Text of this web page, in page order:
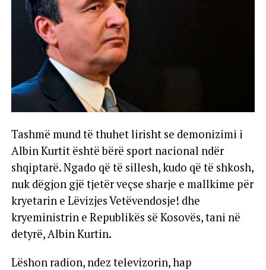
Tashmë mund të thuhet lirisht se demonizimi i
Albin Kurtit është bërë sport nacional ndër
shqiptarë. Ngado që të sillesh, kudo që të shkosh,
nuk dëgjon gjë tjetër veçse sharje e mallkime për
kryetarin e Lëvizjes Vetëvendosje! dhe
kryeministrin e Republikës së Kosovës, tani në
detyrë, Albin Kurtin.
Lëshon radion, ndez televizorin, hap